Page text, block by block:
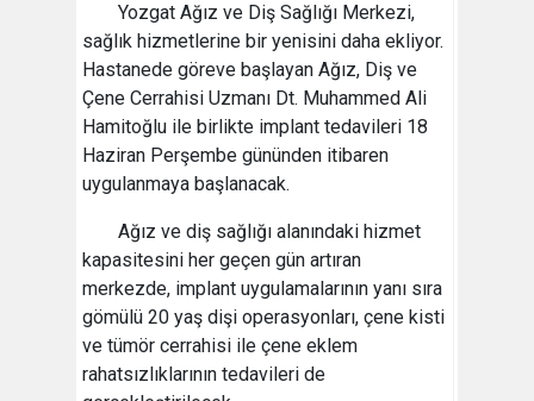
Yozgat Ağız ve Diş Sağlığı Merkezi,
sağlık hizmetlerine bir yenisini daha ekliyor.
Hastanede göreve başlayan Ağız, Diş ve
Çene Cerrahisi Uzmanı Dt. Muhammed Ali
Hamitoğlu ile birlikte implant tedavileri 18
Haziran Perşembe gününden itibaren
uygulanmaya başlanacak.
Ağız ve diş sağlığı alanındaki hizmet
kapasitesini her geçen gün artıran
merkezde, implant uygulamalarının yanı sıra
gömülü 20 yaş dişi operasyonları, çene kisti
ve tümör cerrahisi ile çene eklem
rahatsızlıklarının tedavileri de